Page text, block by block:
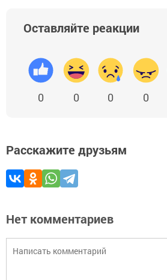
Оставляйте реакции
0 0 0 0
Расскажите друзьям
Нет комментариев